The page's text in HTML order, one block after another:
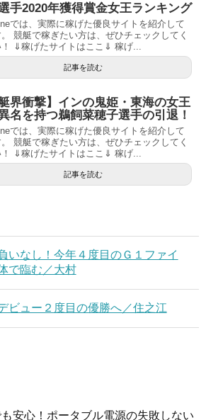
手2020年獲得賞金女王ランキング
では、実際に稼げた優良サイトを紹介して
競艇で稼ぎたい方は、ぜひチェックしてく
！ ⇓稼げたサイトはここ⇓ 稼げ...
記事を読む
艇界衝撃】インの鬼姫・東海の女王
名を持つ鵜飼菜穂子選手の引退！
では、実際に稼げた優良サイトを紹介して
競艇で稼ぎたい方は、ぜひチェックしてく
！ ⇓稼げたサイトはここ⇓ 稼げ...
記事を読む
いなし！今年４度目のＧ１ファイ
で臨む／大村
ビュー２度目の優勝へ／住之江
安心！ポータブル電源の失敗しない